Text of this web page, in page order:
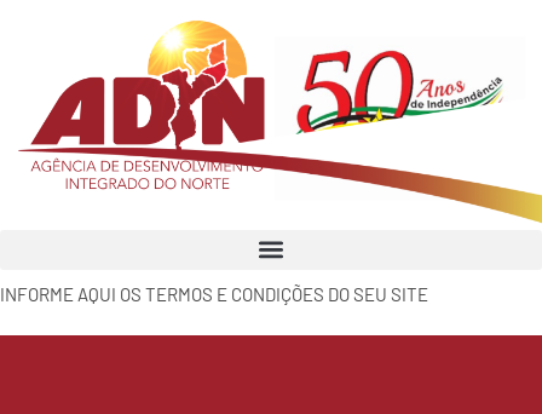
INFORME AQUI OS TERMOS E CONDIÇÕES DO SEU SITE